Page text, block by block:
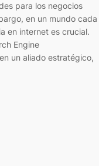
para los negocios
en un mundo cada
en internet es crucial.
Engine
un aliado estratégico,